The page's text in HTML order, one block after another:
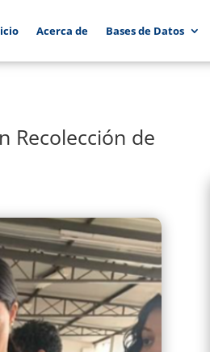
Acerca de Bases de Datos
Recolección de